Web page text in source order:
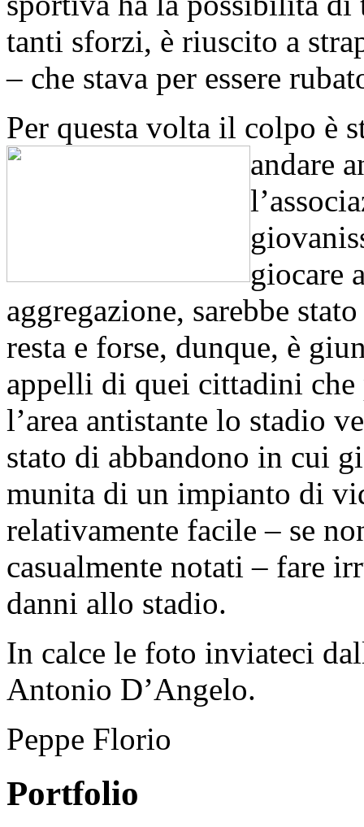
tanti sforzi, è riuscito a
– che stava per essere
Per questa volta il colpo è
andare
giocare
aggregazione, sarebbe
resta e forse, dunque, è
appelli di quei cittadini
l’area antistante lo stadio
stato di abbandono in cui
munita di un impianto di
relativamente facile – se
casualmente notati – fare
danni allo stadio.
In calce le foto inviateci
Antonio D’Angelo.
Peppe Florio
Portfolio